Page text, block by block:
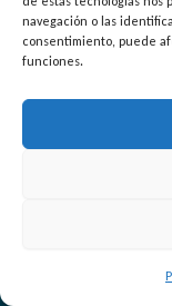
navegación o las
consentimiento, puede
funciones.